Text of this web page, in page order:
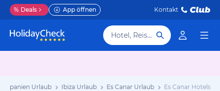
% Deals App öffnen Kontakt
Hotel, Reiseziel
Spanien Urlaub Ibiza Urlaub Es Canar Urlaub Es Canar Hotels